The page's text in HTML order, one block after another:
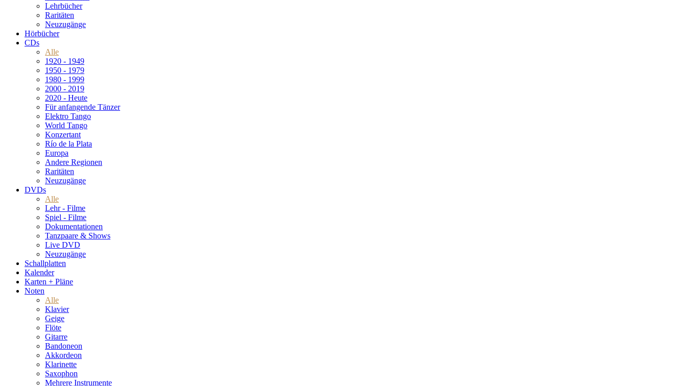
Lehrbücher
Raritäten
Neuzugänge
Hörbücher
CDs
Alle
1920 - 1949
1950 - 1979
1980 - 1999
2000 - 2019
2020 - Heute
Für anfangende Tänzer
Elektro Tango
World Tango
Konzertant
Río de la Plata
Europa
Andere Regionen
Raritäten
Neuzugänge
DVDs
Alle
Lehr - Filme
Spiel - Filme
Dokumentationen
Tanzpaare & Shows
Live DVD
Neuzugänge
Schallplatten
Kalender
Karten + Pläne
Noten
Alle
Klavier
Geige
Flöte
Gitarre
Bandoneon
Akkordeon
Klarinette
Saxophon
Mehrere Instrumente